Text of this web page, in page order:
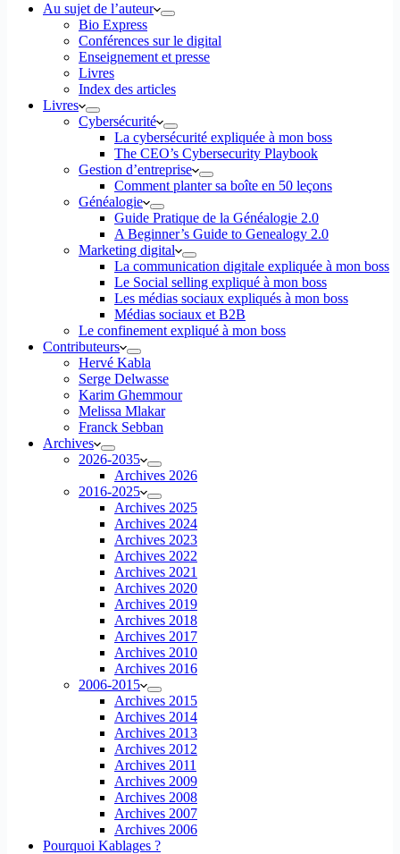
Au sujet de l’auteur
Bio Express
Conférences sur le digital
Enseignement et presse
Livres
Index des articles
Livres
Cybersécurité
La cybersécurité expliquée à mon boss
The CEO’s Cybersecurity Playbook
Gestion d’entreprise
Comment planter sa boîte en 50 leçons
Généalogie
Guide Pratique de la Généalogie 2.0
A Beginner’s Guide to Genealogy 2.0
Marketing digital
La communication digitale expliquée à mon boss
Le Social selling expliqué à mon boss
Les médias sociaux expliqués à mon boss
Médias sociaux et B2B
Le confinement expliqué à mon boss
Contributeurs
Hervé Kabla
Serge Delwasse
Karim Ghemmour
Melissa Mlakar
Franck Sebban
Archives
2026-2035
Archives 2026
2016-2025
Archives 2025
Archives 2024
Archives 2023
Archives 2022
Archives 2021
Archives 2020
Archives 2019
Archives 2018
Archives 2017
Archives 2010
Archives 2016
2006-2015
Archives 2015
Archives 2014
Archives 2013
Archives 2012
Archives 2011
Archives 2009
Archives 2008
Archives 2007
Archives 2006
Pourquoi Kablages ?